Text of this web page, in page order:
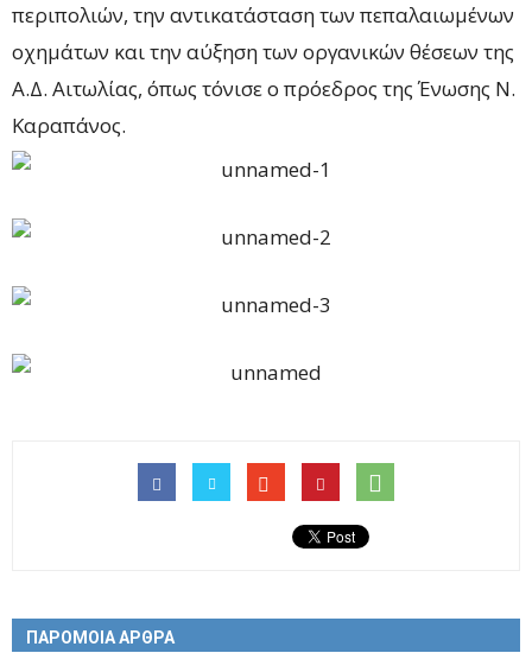
περιπολιών, την αντικατάσταση των πεπαλαιωμένων
οχημάτων και την αύξηση των οργανικών θέσεων της
Α.Δ. Αιτωλίας, όπως τόνισε ο πρόεδρος της Ένωσης Ν.
Καραπάνος.
ΠΑΡΟΜΟΙΑ ΑΡΘΡΑ